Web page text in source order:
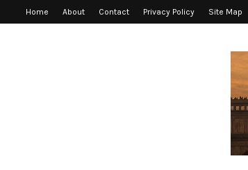
Home About Contact Privacy Policy Site Map